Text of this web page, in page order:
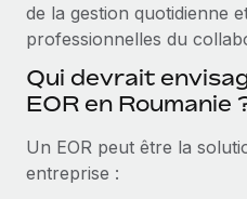
Gestion des appareils
dans le monde entier
Établissez des entités
conformité
Gestion des freelances
Taxes
de la gestion quotidienne
professionnelles du
Qui devrait
EOR en Roumanie
Un EOR peut être la
entreprise :